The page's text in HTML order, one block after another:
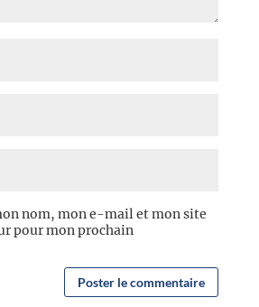
nom, mon e-mail et mon site
pour mon prochain